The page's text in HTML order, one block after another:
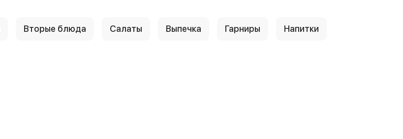
Вторые блюда Салаты Выпечка Гарниры Напитки